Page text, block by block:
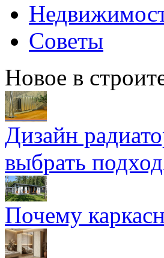
Советы
Новое в
Дизайн
выбрать
Почему